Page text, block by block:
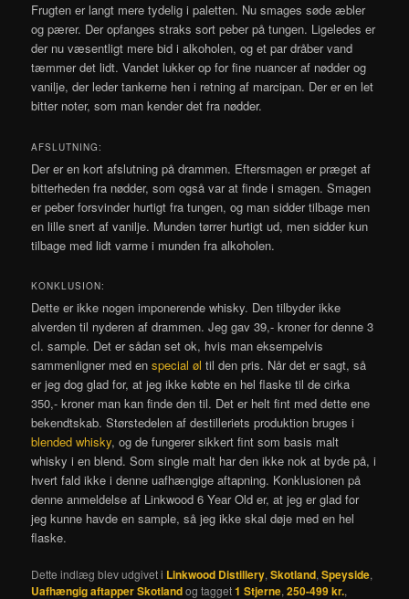
Frugten er langt mere tydelig i paletten. Nu smages søde æbler
og pærer. Der opfanges straks sort peber på tungen. Ligeledes er
der nu væsentligt mere bid i alkoholen, og et par dråber vand
tæmmer det lidt. Vandet lukker op for fine nuancer af nødder og
vanilje, der leder tankerne hen i retning af marcipan. Der er en let
bitter noter, som man kender det fra nødder.
AFSLUTNING:
Der er en kort afslutning på drammen. Eftersmagen er præget af
bitterheden fra nødder, som også var at finde i smagen. Smagen
er peber forsvinder hurtigt fra tungen, og man sidder tilbage men
en lille snert af vanilje. Munden tørrer hurtigt ud, men sidder kun
tilbage med lidt varme i munden fra alkoholen.
KONKLUSION:
Dette er ikke nogen imponerende whisky. Den tilbyder ikke
alverden til nyderen af drammen. Jeg gav 39,- kroner for denne 3
cl. sample. Det er sådan set ok, hvis man eksempelvis
sammenligner med enspecial øl til den pris. Når det er sagt, så
er jeg dog glad for, at jeg ikke købte en hel flaske til de cirka
350,- kroner man kan finde den til. Det er helt fint med dette ene
bekendtskab. Størstedelen af destilleriets produktion bruges i
blended whisky, og de fungerer sikkert fint som basis malt
whisky i en blend. Som single malt har den ikke nok at byde på, i
hvert fald ikke i denne uafhængige aftapning. Konklusionen på
denne anmeldelse af Linkwood 6 Year Old er, at jeg er glad for
jeg kunne havde en sample, så jeg ikke skal døje med en hel
flaske.
Dette indlæg blev udgivet i Linkwood Distillery,Skotland,Speyside,
Uafhængig aftapper Skotlandog tagget1 Stjerne,250-499 kr.,